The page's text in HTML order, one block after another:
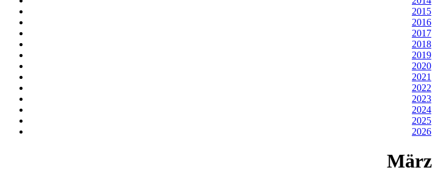
2015
2016
2017
2018
2019
2020
2021
2022
2023
2024
2025
2026
März